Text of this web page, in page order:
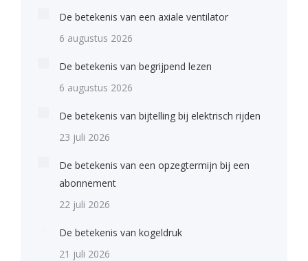
De betekenis van een axiale ventilator
6 augustus 2026
De betekenis van begrijpend lezen
6 augustus 2026
De betekenis van bijtelling bij elektrisch rijden
23 juli 2026
De betekenis van een opzegtermijn bij een
abonnement
22 juli 2026
De betekenis van kogeldruk
21 juli 2026